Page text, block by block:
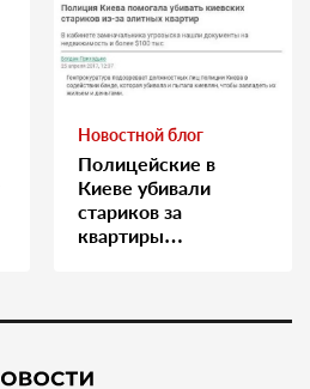
Новостной блог
Полицейские в
Киеве убивали
стариков за
квартиры…